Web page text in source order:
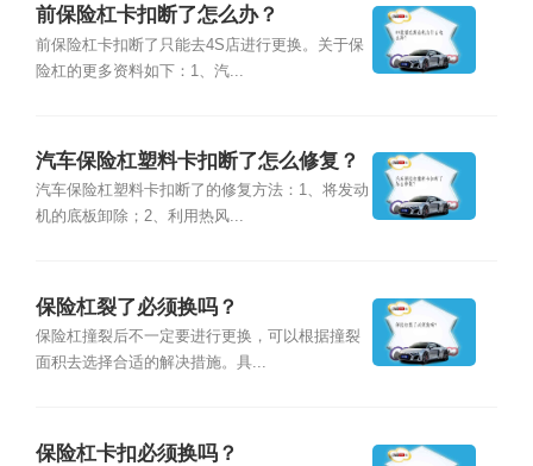
前保险杠卡扣断了怎么办？
前保险杠卡扣断了只能去4S店进行更换。关于保
险杠的更多资料如下：1、汽...
汽车保险杠塑料卡扣断了怎么修复？
汽车保险杠塑料卡扣断了的修复方法：1、将发动
机的底板卸除；2、利用热风...
保险杠裂了必须换吗？
保险杠撞裂后不一定要进行更换，可以根据撞裂
面积去选择合适的解决措施。具...
保险杠卡扣必须换吗？